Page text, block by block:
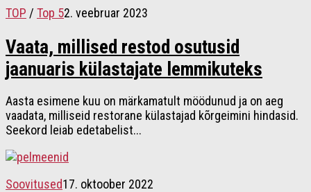
TOP / Top 52. veebruar 2023
Vaata, millised restod osutusid
jaanuaris külastajate lemmikuteks
Aasta esimene kuu on märkamatult möödunud ja on aeg
vaadata, milliseid restorane külastajad kõrgeimini hindasid.
Seekord leiab edetabelist...
Soovitused17. oktoober 2022